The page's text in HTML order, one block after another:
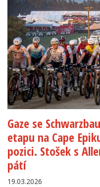
Gaze se
etapu na Cape
pozici. Stošek s
pátí
19.03.2026